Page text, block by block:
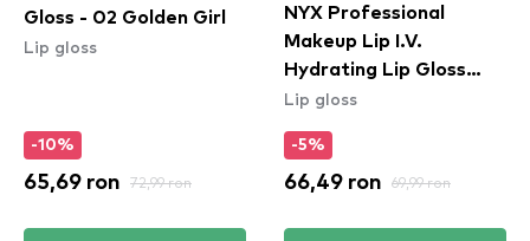
Gloss - 02 Golden Girl
Lip gloss
-10%
65,69 ron 72,99 ron
NYX Professional
Makeup Lip I.V.
Hydrating Lip Gloss
Stain - 01 Caramel Drip
Lip gloss
-5%
66,49 ron 69,99 ron